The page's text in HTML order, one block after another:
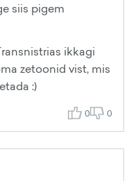
siis pigem
ikkagi
zetoonid vist, mis
:)
0 0